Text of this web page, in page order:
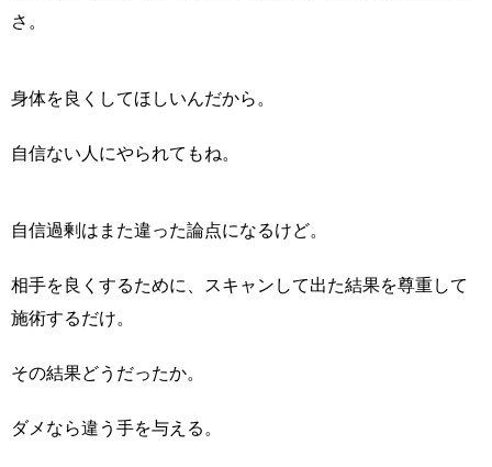
さ。
身体を良くしてほしいんだから。
自信ない人にやられてもね。
自信過剰はまた違った論点になるけど。
相手を良くするために、スキャンして出た結果を尊重して
施術するだけ。
その結果どうだったか。
ダメなら違う手を与える。